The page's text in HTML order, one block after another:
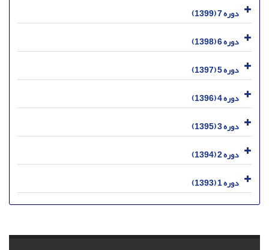
دوره 7 (1399)
دوره 6 (1398)
دوره 5 (1397)
دوره 4 (1396)
دوره 3 (1395)
دوره 2 (1394)
دوره 1 (1393)